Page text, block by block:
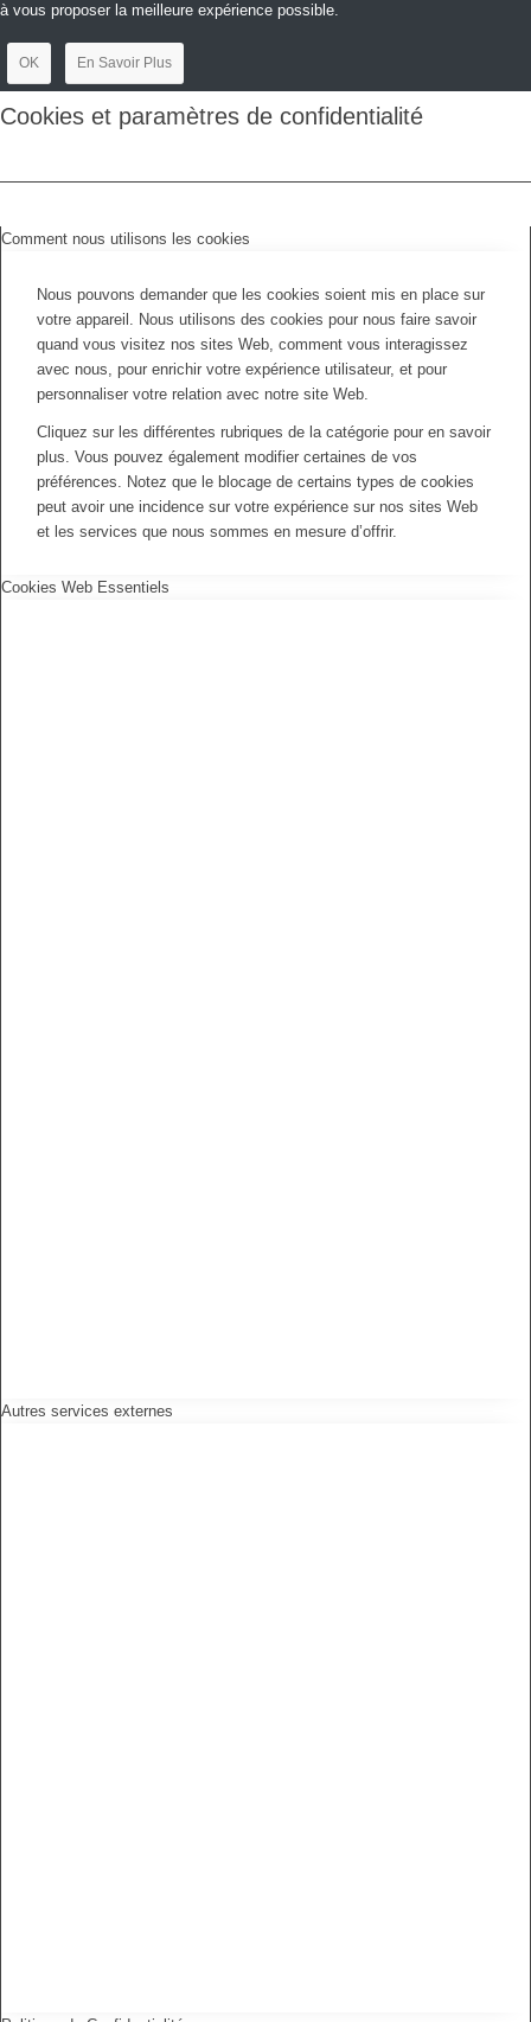
à vous proposer la meilleure expérience possible.
OK En Savoir Plus
Cookies et paramètres de confidentialité
Comment nous utilisons les cookies
Nous pouvons demander que les cookies soient mis en place sur
votre appareil. Nous utilisons des cookies pour nous faire savoir
quand vous visitez nos sites Web, comment vous interagissez
avec nous, pour enrichir votre expérience utilisateur, et pour
personnaliser votre relation avec notre site Web.
Cliquez sur les différentes rubriques de la catégorie pour en savoir
plus. Vous pouvez également modifier certaines de vos
préférences. Notez que le blocage de certains types de cookies
peut avoir une incidence sur votre expérience sur nos sites Web
et les services que nous sommes en mesure d’offrir.
Cookies Web Essentiels
Autres services externes